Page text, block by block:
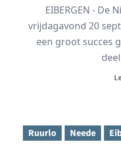
EIBERGEN - De
vrijdagavond 20
een groot succes
Ruurlo Neede